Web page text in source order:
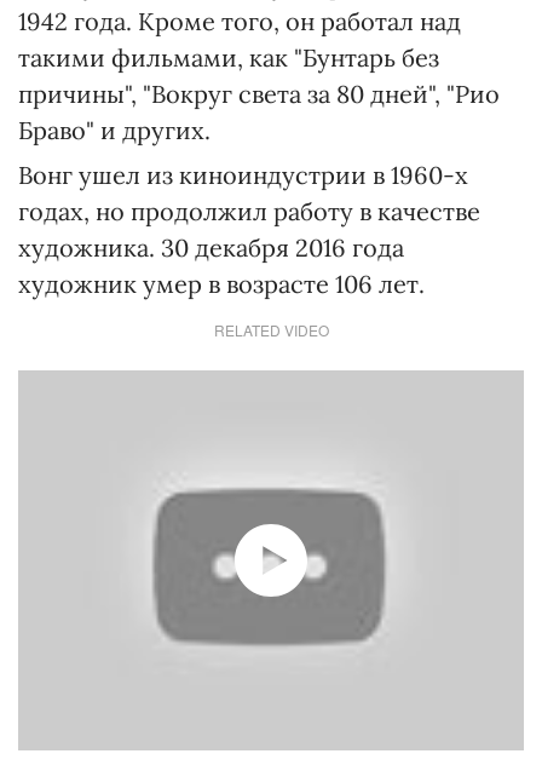
1942 года. Кроме того, он работал над
такими фильмами, как "Бунтарь без
причины", "Вокруг света за 80 дней", "Рио
Браво" и других.
Вонг ушел из киноиндустрии в 1960-х
годах, но продолжил работу в качестве
художника. 30 декабря 2016 года
художник умер в возрасте 106 лет.
RELATED VIDEO